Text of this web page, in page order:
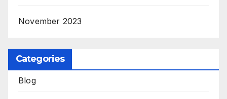
November 2023
Categories
Blog